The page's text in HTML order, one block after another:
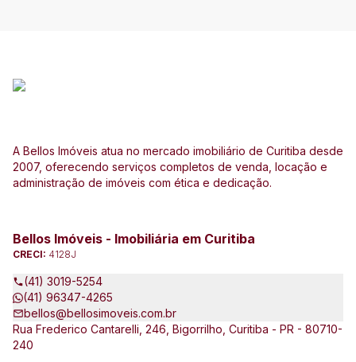
A Bellos Imóveis atua no mercado imobiliário de Curitiba desde
2007, oferecendo serviços completos de venda, locação e
administração de imóveis com ética e dedicação.
Bellos Imóveis - Imobiliária em Curitiba
CRECI: 4128J
(41) 3019-5254
(41) 96347-4265
bellos@bellosimoveis.com.br
Rua Frederico Cantarelli, 246, Bigorrilho, Curitiba - PR - 80710-
240